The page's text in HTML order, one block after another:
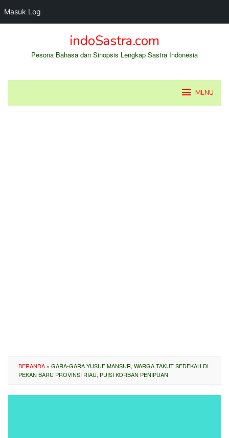
Masuk Log
indoSastra.com
Pesona Bahasa dan Sinopsis Lengkap Sastra Indonesia
MENU
BERANDA » GARA-GARA YUSUF MANSUR, WARGA TAKUT SEDEKAH DI
PEKAN BARU PROVINSI RIAU, PUISI KORBAN PENIPUAN